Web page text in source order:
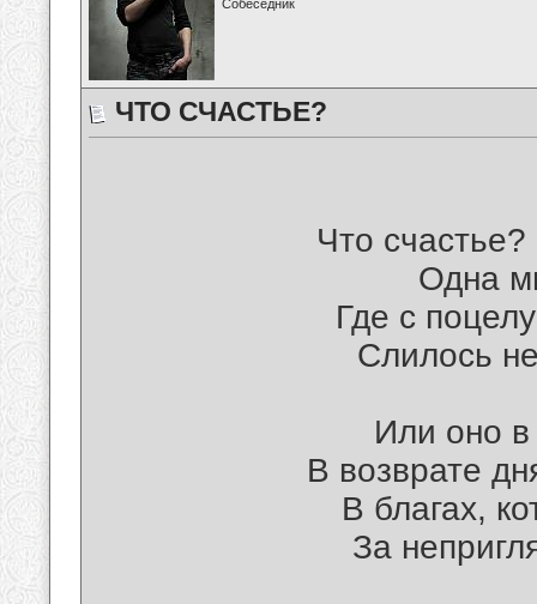
Собеседник
ЧТО СЧАСТЬЕ?
Что
Одна
Где с
Слилось
Или оно
В возврате
В благах,
За